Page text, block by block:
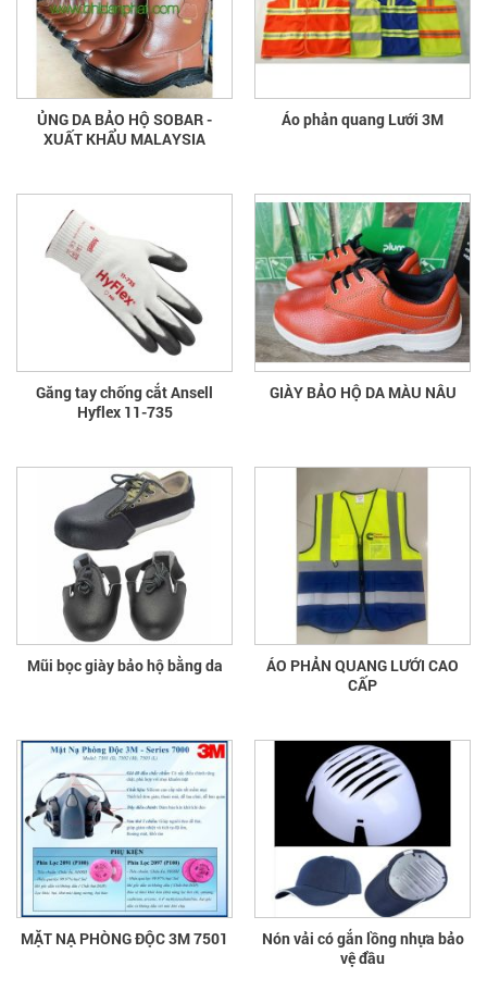
ỦNG DA BẢO HỘ SOBAR -
XUẤT KHẨU MALAYSIA
Áo phản quang Lưới 3M
Găng tay chống cắt Ansell
Hyflex 11-735
GIÀY BẢO HỘ DA MÀU NÂU
Mũi bọc giày bảo hộ bằng da
ÁO PHẢN QUANG LƯỚI CAO
CẤP
MẶT NẠ PHÒNG ĐỘC 3M 7501
Nón vải có gắn lồng nhựa bảo
vệ đầu